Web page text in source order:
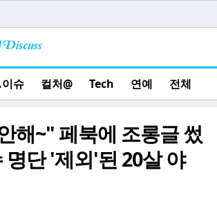
슈 컬처@ Tech 연예 전체
해~" 페북에 조롱글 썼
명단 '제외'된 20살 야